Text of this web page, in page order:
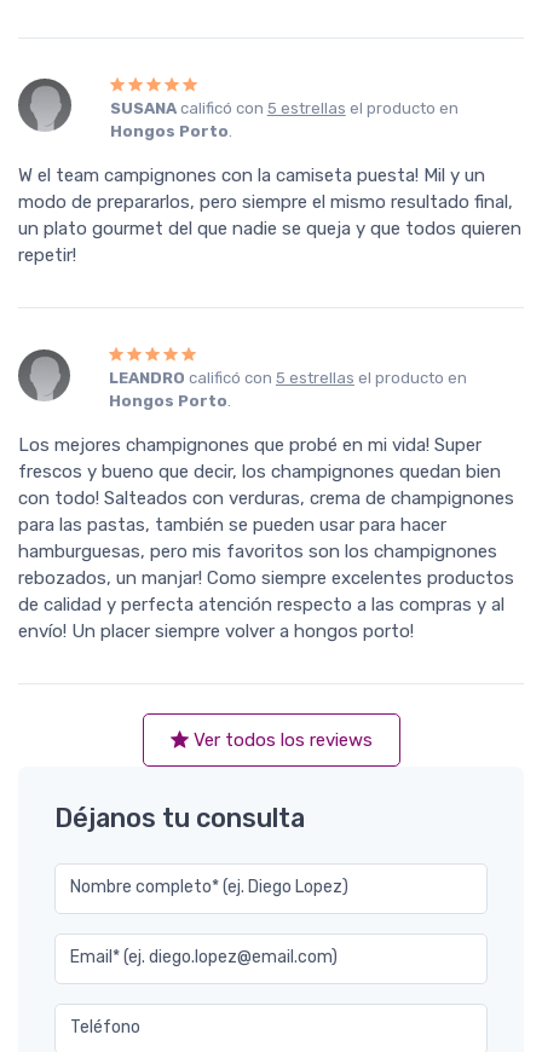
SUSANAcalificó con 5 estrellas el producto en
Hongos Porto.
W el team campignones con la camiseta puesta! Mil y un
modo de prepararlos, pero siempre el mismo resultado final,
un plato gourmet del que nadie se queja y que todos quieren
repetir!
LEANDRO calificó con 5 estrellas el producto en
Hongos Porto.
Los mejores champignones que probé en mi vida! Super
frescos y bueno que decir, los champignones quedan bien
con todo! Salteados con verduras, crema de champignones
para las pastas, también se pueden usar para hacer
hamburguesas, pero mis favoritos son los champignones
rebozados, un manjar! Como siempre excelentes productos
de calidad y perfecta atención respecto a las compras y al
envío! Un placer siempre volver a hongos porto!
Ver todos los reviews
Déjanos tu consulta
Nombre completo* (ej. Diego Lopez)
Email* (ej. diego.lopez@email.com)
Teléfono